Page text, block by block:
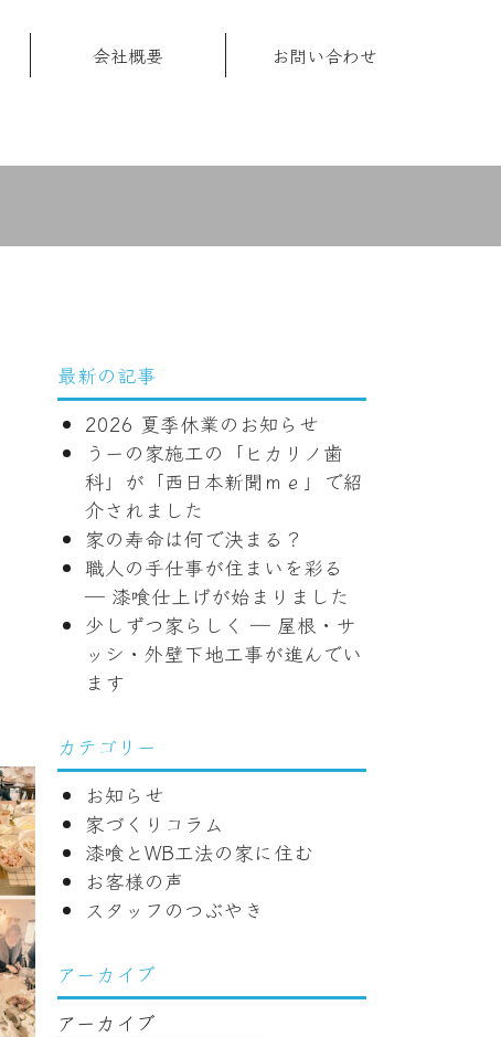
会社概要 お問い合わせ
最新の記事
2026 夏季休業のお知らせ
うーの家施工の「ヒカリノ歯
科」が「西日本新聞ｍｅ」で紹
介されました
家の寿命は何で決まる？
職人の手仕事が住まいを彩る
― 漆喰仕上げが始まりました
少しずつ家らしく ― 屋根・サ
ッシ・外壁下地工事が進んでい
ます
カテゴリー
お知らせ
家づくりコラム
漆喰とWB工法の家に住む
お客様の声
スタッフのつぶやき
アーカイブ
アーカイブ